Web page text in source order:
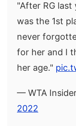
"After RG
was the 1st
never
for her and I
her age."
— WTA
2022